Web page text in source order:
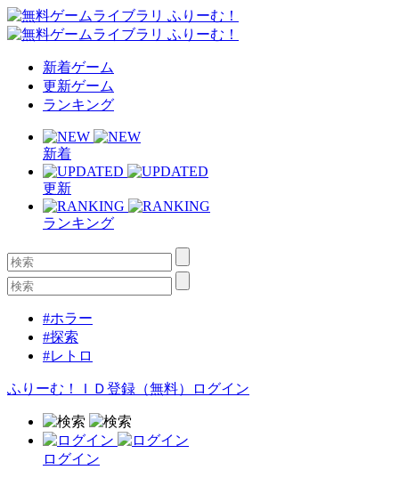
新着ゲーム
更新ゲーム
ランキング
新着
更新
ランキング
#ホラー
#探索
#レトロ
ふりーむ！ＩＤ登録（無料） ログイン
ログイン